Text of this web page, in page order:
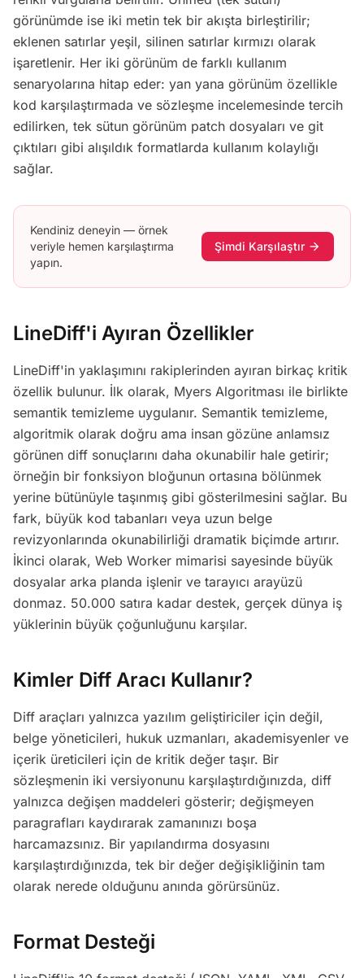
görünümde ise iki metin tek bir akışta birleştirilir;
eklenen satırlar yeşil, silinen satırlar kırmızı olarak
işaretlenir. Her iki görünüm de farklı kullanım
senaryolarına hitap eder: yan yana görünüm özellikle
kod karşılaştırmada ve sözleşme incelemesinde tercih
edilirken, tek sütun görünüm patch dosyaları ve git
çıktıları gibi alışıldık formatlarda kullanım kolaylığı
sağlar.
Kendiniz deneyin — örnek
veriyle hemen karşılaştırma
yapın.
Şimdi Karşılaştır arrow_forward
LineDiff'i Ayıran Özellikler
LineDiff'in yaklaşımını rakiplerinden ayıran birkaç kritik
özellik bulunur. İlk olarak, Myers Algoritması ile birlikte
semantik temizleme uygulanır. Semantik temizleme,
algoritmik olarak doğru ama insan gözüne anlamsız
görünen diff sonuçlarını daha okunabilir hale getirir;
örneğin bir fonksiyon bloğunun ortasına bölünmek
yerine bütünüyle taşınmış gibi gösterilmesini sağlar. Bu
fark, büyük kod tabanları veya uzun belge
revizyonlarında okunabilirliği dramatik biçimde artırır.
İkinci olarak, Web Worker mimarisi sayesinde büyük
dosyalar arka planda işlenir ve tarayıcı arayüzü
donmaz. 50.000 satıra kadar destek, gerçek dünya iş
yüklerinin büyük çoğunluğunu karşılar.
Kimler Diff Aracı Kullanır?
Diff araçları yalnızca yazılım geliştiriciler için değil,
belge yöneticileri, hukuk uzmanları, akademisyenler ve
içerik üreticileri için de kritik değer taşır. Bir
sözleşmenin iki versiyonunu karşılaştırdığınızda, diff
yalnızca değişen maddeleri gösterir; değişmeyen
paragrafları kaydırarak zamanınızı boşa
harcamazsınız. Bir yapılandırma dosyasını
karşılaştırdığınızda, tek bir değer değişikliğinin tam
olarak nerede olduğunu anında görürsünüz.
Format Desteği